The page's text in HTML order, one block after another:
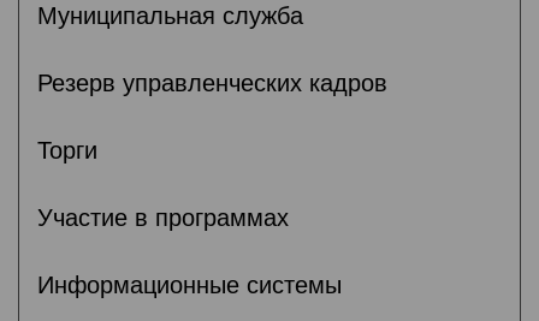
Муниципальная служба
Резерв управленческих кадров
Торги
Участие в программах
Информационные системы